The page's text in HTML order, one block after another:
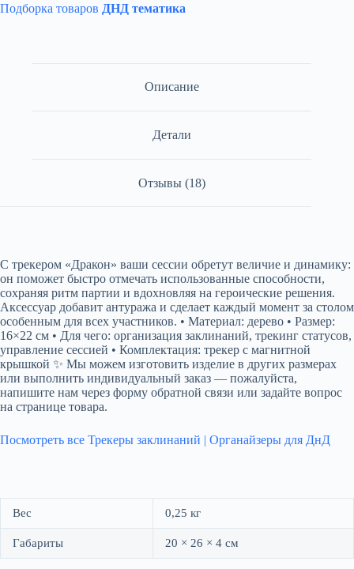
Подборка товаров ДНД тематика
Описание
Детали
Отзывы (18)
С трекером «Дракон» ваши сессии обретут величие и динамику:
он поможет быстро отмечать использованные способности,
сохраняя ритм партии и вдохновляя на героические решения.
Аксессуар добавит антуража и сделает каждый момент за столом
особенным для всех участников. • Материал: дерево • Размер:
16×22 см • Для чего: организация заклинаний, трекинг статусов,
управление сессией • Комплектация: трекер с магнитной
крышкой ✨ Мы можем изготовить изделие в других размерах
или выполнить индивидуальный заказ — пожалуйста,
напишите нам через форму обратной связи или задайте вопрос
на странице товара.
Посмотреть все Трекеры заклинаний | Органайзеры для ДнД
Вес 0,25 кг
Габариты 20 × 26 × 4 см